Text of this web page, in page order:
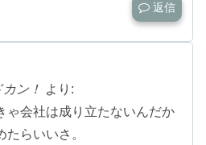
返信
ン！ より:
ゃ会社は成り立たないんだか
らいいさ。